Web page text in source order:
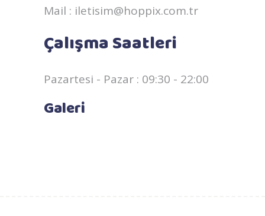
Mail : iletisim@hoppix.com.tr
Çalışma Saatleri
Pazartesi - Pazar : 09:30 - 22:00
Galeri